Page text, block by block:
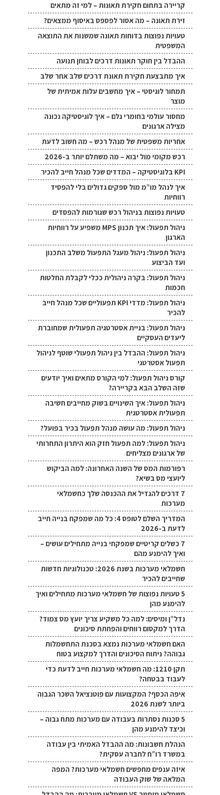
קריירה בתחום חקירת תאונות – למי זה מתאים
זירת תאונה – מה אסור לפספס באיסוף ממצאים?
טעויות נפוצות בדוחות תאונה שמשנות את התוצאה
המשפטית
ההבדל בין חוקר תאונות דרכים לבוחן תנועה
איך מתבצעת חקירת תאונת דרכים שלב אחר שלב
תמחור לוגיסטי – איך מחשבים עלות אמיתית של
מוצר
מחסור עולמי בחומרי גלם – איך לוגיסטיקה נכונה
מצילה ארגונים
אחריות משפטית של מנהל רכש – מה חשוב לדעת
רכש מקומי מול יבוא – מה משתלם יותר ב-2026
KPI בלוגיסטיקה – המדדים שכל מנהל חייב להכיר
איך לנהל מו”מ מול ספקים גדולים בלי להפסיד
רווחיות
טעויות נפוצות בניהול רכש שגורמות להפסדים
ניהול תפעול: איך תכנון MPS משפיע על רווחיות
הארגון
ניהול תפעול: ניהול מעגל התפעול משלב התכנון
ועד הביצוע
ניהול תפעול: בקרה ניהולית ככלי לקבלת החלטות
חכמות
ניהול תפעול: מדדי KPI תפעוליים שכל מנהל חייב
להכיר
ניהול תפעול: בניית אסטרטגיה תפעולית שמחוברת
ליעדים העסקיים
ניהול תפעול: ההבדל בין ניהול תפעולי שוטף לניהול
תפעול אסטרטגי
קורס ניהול תפעול: למי הקורס מתאים ואיך יודעים
שזה השלב הבא בקריירה?
ניהול תפעול: איך השינויים בשוק מחייבים חשיבה
תפעולית אסטרטגית
ניהול תפעול: מה עושה מנהל תפעול בכיר בפועל?
ניהול תפעול: למה תפעול חזק הוא היתרון התחרותי
של ארגונים מצליחים
רפורמות המס של השנה האחרונה: למה הביקוש
ליועצי מס בשיא?
7 דרכים להגדיל את ההכנסה שלך כחשמלאי
מערכות
המדריך השלם לטופס 4: כל מה שמפקח בנייה חייב
לדעת ב-2026
7 כשלים קריטיים שמפקחי בנייה מתחילים עושים –
ואיך להימנע מהם
חשמלאי מערכות בשנת 2026: טכנולוגיות חדשות
שחייבים להכיר
5 טעויות נפוצות של חשמלאי מערכות מתחילים ואיך
להימנע מהן
נדל”ן ומיסים: למה כל משקיע צריך יועץ מס צמוד?
הדרך למקסום רווחים והפחתת סיכונים
האם חשמלאי מערכות נמצא בסכנת התחשמלות
גבוהה? ניתוח הסיכונים והדרך למקצוע בטוח
תקן 1210: מה חשמלאי מערכות חייב לדעת כדי
לעבוד בבטחה?
איפה הכסף? המקצועות עם פוטנציאל השכר הגבוה
ביותר לשנת 2026
5 סכנות נסתרות בעבודה עם מערכות מתח גבוה –
וכיצד להימנע מהן
הנהלת חשבונות: מה ההבדל האמיתי בין עבודה
במשרד רו”ח לחברה עסקית?
איזה ענפים מחפשים חשמלאי מערכות? המפה
המלאה של שוק העבודה